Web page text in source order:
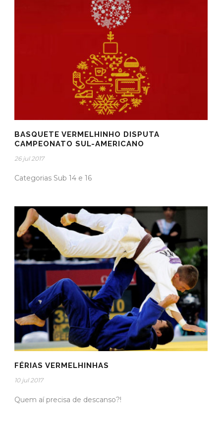
BASQUETE VERMELHINHO DISPUTA
CAMPEONATO SUL-AMERICANO
26 jul 2017
Categorias Sub 14 e 16
FÉRIAS VERMELHINHAS
10 jul 2017
Quem aí precisa de descanso?!